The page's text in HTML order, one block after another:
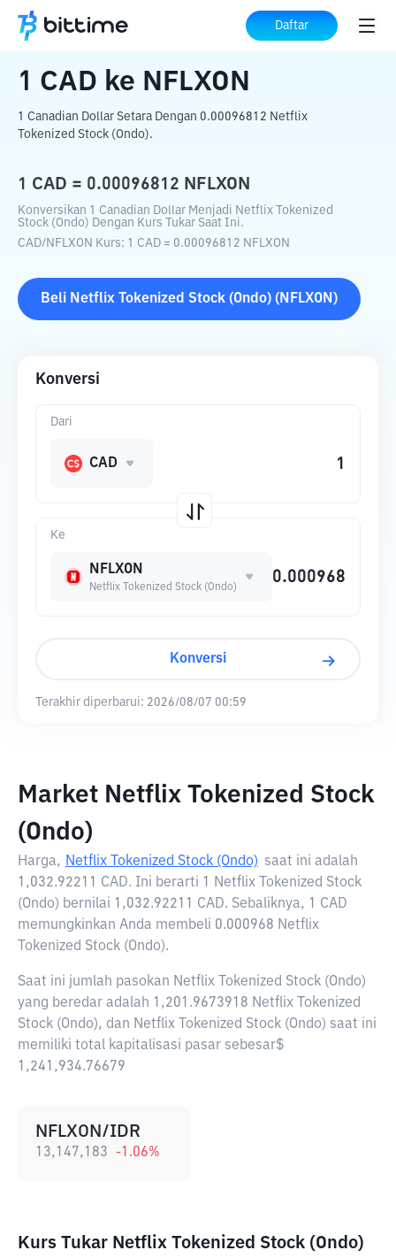
Daftar
Beranda Konverter Kripto ke NFLXON
1 CAD ke NFLXON
1 Canadian Dollar Setara Dengan 0.00096812 Netflix
Tokenized Stock (Ondo).
1 CAD = 0.00096812 NFLXON
Konversikan 1 Canadian Dollar Menjadi Netflix Tokenized
Stock (Ondo) Dengan Kurs Tukar Saat Ini.
CAD/NFLXON Kurs: 1 CAD = 0.00096812 NFLXON
Beli Netflix Tokenized Stock (Ondo) ( NFLXON )
Konversi
Ke
NFLXON
Netflix Tokenized Stock (Ondo)
Dari
CAD
Konversi
Terakhir diperbarui: 2026/08/07 00:59
Market Netflix Tokenized Stock
(Ondo)
Harga, Netflix Tokenized Stock (Ondo) saat ini adalah
1,032.92211 CAD. Ini berarti 1 Netflix Tokenized Stock
(Ondo) bernilai 1,032.92211 CAD. Sebaliknya, 1 CAD
memungkinkan Anda membeli 0.000968 Netflix
Tokenized Stock (Ondo).
Saat ini jumlah pasokan Netflix Tokenized Stock (Ondo)
yang beredar adalah 1,201.9673918 Netflix Tokenized
Stock (Ondo), dan Netflix Tokenized Stock (Ondo) saat ini
memiliki total kapitalisasi pasar sebesar$
1,241,934.76679
NFLXON/IDR
13,147,183 -1.06%
Kurs Tukar Netflix Tokenized Stock (Ondo)